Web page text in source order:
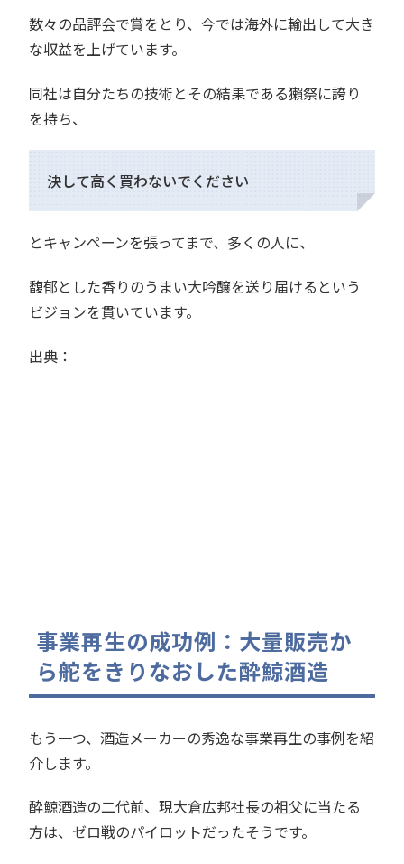
数々の品評会で賞をとり、今では海外に輸出して大き
な収益を上げています。
同社は自分たちの技術とその結果である獺祭に誇り
を持ち、
決して高く買わないでください
とキャンペーンを張ってまで、多くの人に、
馥郁とした香りのうまい大吟醸を送り届けるという
ビジョンを貫いています。
出典：
事業再生の成功例：大量販売か
ら舵をきりなおした酔鯨酒造
もう一つ、酒造メーカーの秀逸な事業再生の事例を紹
介します。
酔鯨酒造の二代前、現大倉広邦社長の祖父に当たる
方は、ゼロ戦のパイロットだったそうです。